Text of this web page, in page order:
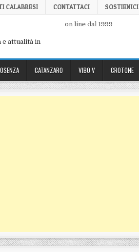
CALABRESI CONTATTACI SOSTIENICI
e attualità in
on line dal 1999
CATANZARO VIBO V CROTONE